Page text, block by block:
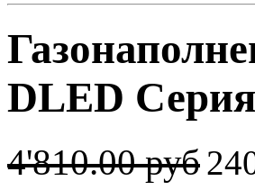
DLED
4'810.00 руб